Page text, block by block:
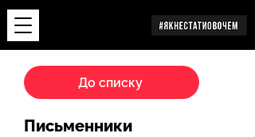
До списку
Письменники